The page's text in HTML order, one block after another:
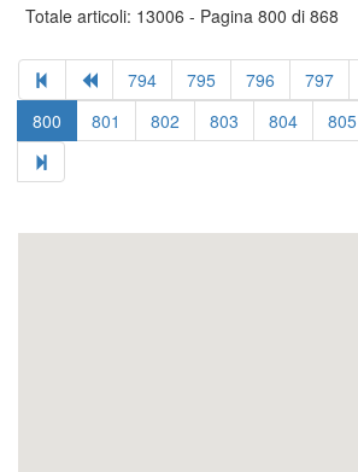
Totale articoli: 13006 - Pagina 800 di 868
794 795 796 797
800
801 802 803 804 805